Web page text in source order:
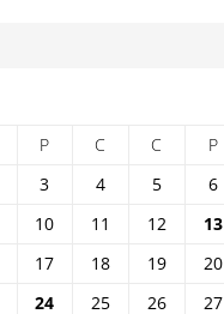
P C C
P
3 4 5
6
10 11 12
13
17 18 19
20
24 25 26
27